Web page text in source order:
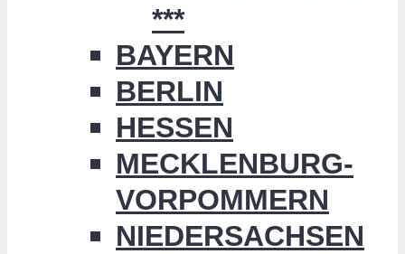
***
BAYERN
BERLIN
HESSEN
MECKLENBURG-
VORPOMMERN
NIEDERSACHSEN